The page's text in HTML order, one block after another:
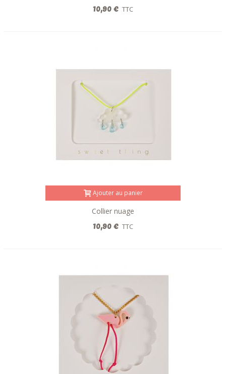
10,90 € TTC
Ajouter au panier
Collier nuage
10,90 € TTC